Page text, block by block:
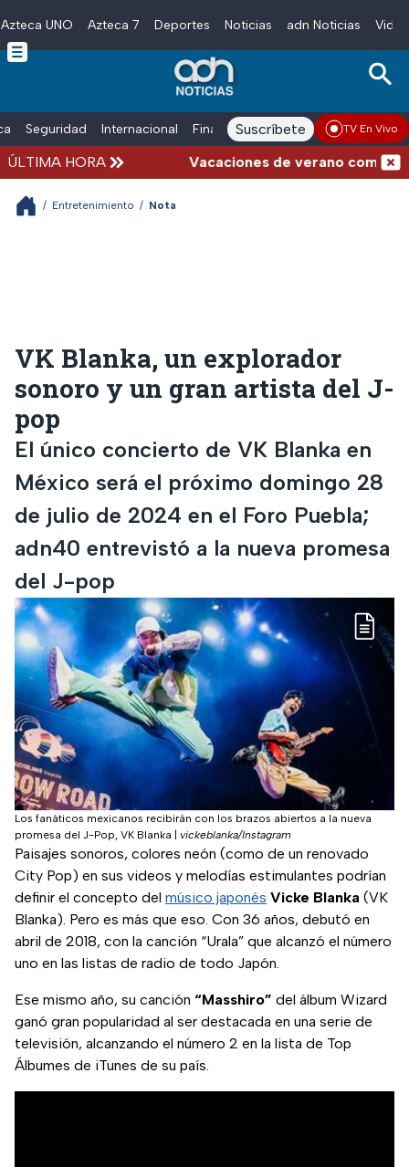
Skip to main content
Azteca UNO Azteca 7 Deportes Noticias adn Noticias
Seguridad Internacional Finanzas adn Noticias Radio
Suscríbete TV En Vivo
ÚLTIMA HORA Vacaciones de verano
/ Entretenimiento / Nota
VK Blanka, un explorador
sonoro y un gran artista del J-
pop
El único concierto de VK Blanka en
México será el próximo domingo 28
de julio de 2024 en el Foro Puebla;
adn40 entrevistó a la nueva promesa
del J-pop
Los fanáticos mexicanos recibirán con los brazos abiertos a la nueva
promesa del J-Pop, VK Blanka
vickeblanka/Instagram
Paisajes sonoros, colores neón (como de un renovado
City Pop) en sus videos y melodías estimulantes podrían
definir el concepto del músico japonés Vicke Blanka (VK
Blanka). Pero es más que eso. Con 36 años, debutó en
abril de 2018, con la canción “Urala” que alcanzó el número
uno en las listas de radio de todo Japón.
Ese mismo año, su canción “Masshiro” del álbum Wizard
ganó gran popularidad al ser destacada en una serie de
televisión, alcanzando el número 2 en la lista de Top
Álbumes de iTunes de su país.